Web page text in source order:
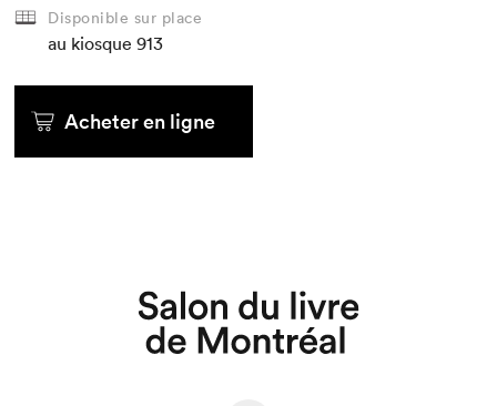
Que cherchez-vous?
Disponible sur place
au kiosque 913
Acheter en ligne